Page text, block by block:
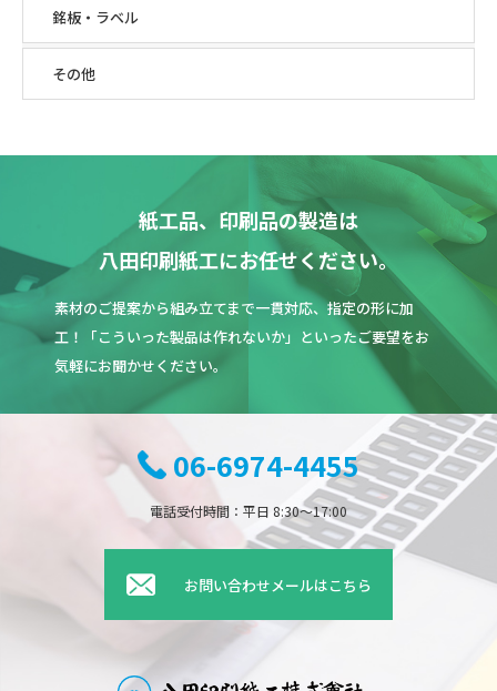
銘板・ラベル
その他
紙工品、印刷品の製造は
八田印刷紙工にお任せください。
素材のご提案から組み立てまで一貫対応、指定の形に加
工！「こういった製品は作れないか」といったご要望をお
気軽にお聞かせください。
06-6974-4455
電話受付時間：平日 8:30〜17:00
お問い合わせメールはこちら